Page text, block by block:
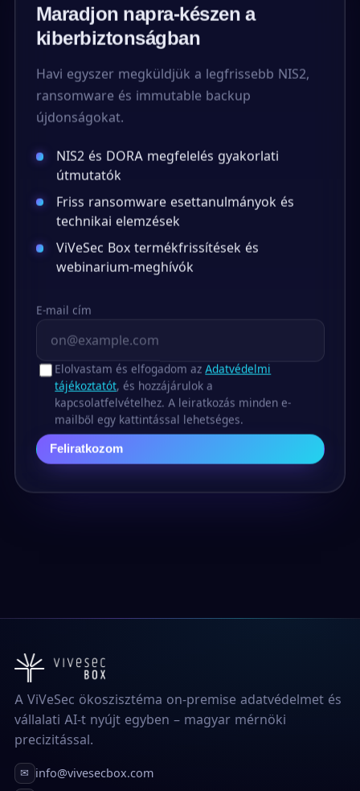
Maradjon napra-készen a
kiberbiztonságban
Havi egyszer megküldjük a legfrissebb NIS2,
ransomware és immutable backup
újdonságokat.
NIS2 és DORA megfelelés gyakorlati
útmutatók
Friss ransomware esettanulmányok és
technikai elemzések
ViVeSec Box termékfrissítések és
webinarium-meghívók
E-mail cím
Elolvastam és elfogadom azAdatvédelmi
tájékoztatót, és hozzájárulok a
kapcsolatfelvételhez. A leiratkozás minden e-
mailből egy kattintással lehetséges.
Feliratkozom
A ViVeSec ökoszisztéma on-premise adatvédelmet és
vállalati AI-t nyújt egyben – magyar mérnöki
precizitással.
✉ info@vivesecbox.com